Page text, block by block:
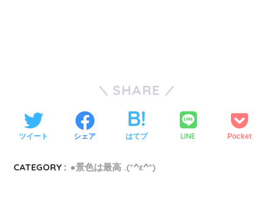
SHARE
ツイート シェア はてブ LINE Pocket
CATEGORY : ●景色は最高 .(*^ε^*)